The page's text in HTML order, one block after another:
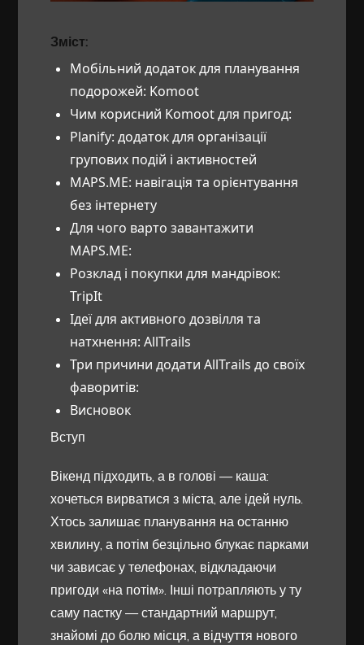
Зміст:
Мобільний додаток для планування
подорожей: Komoot
Чим корисний Komoot для пригод:
Planify: додаток для організації
групових подій і активностей
MAPS.ME: навігація та орієнтування
без інтернету
Для чого варто завантажити
MAPS.ME:
Розклад і покупки для мандрівок:
TripIt
Ідеї для активного дозвілля та
натхнення: AllTrails
Три причини додати AllTrails до своїх
фаворитів:
Висновок
Вступ
Вікенд підходить, а в голові — каша:
хочеться вирватися з міста, але ідей нуль.
Хтось залишає планування на останню
хвилину, а потім безцільно блукає парками
чи зависає у телефонах, відкладаючи
пригоди «на потім». Інші потрапляють у ту
саму пастку — стандартний маршрут,
знайомі до болю місця, а відчуття нового